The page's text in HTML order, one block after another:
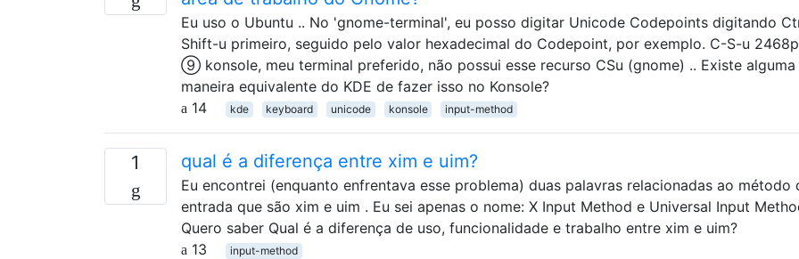
Eu uso o Ubuntu .. No 'gnome-terminal', eu posso digitar Unicode Codepoints digitando
Shift-u primeiro, seguido pelo valor hexadecimal do Codepoint, por exemplo. C-S-u
⑨ konsole, meu terminal preferido, não possui esse recurso CSu (gnome) .. Existe alguma
maneira equivalente do KDE de fazer isso no Konsole?
14
kde keyboard unicode konsole input-method
1 qual é a diferença entre xim e uim?
Eu encontrei (enquanto enfrentava esse problema) duas palavras relacionadas ao método
entrada que são xim e uim . Eu sei apenas o nome: X Input Method e Universal Input
Quero saber Qual é a diferença de uso, funcionalidade e trabalho entre xim e uim?
13
input-method